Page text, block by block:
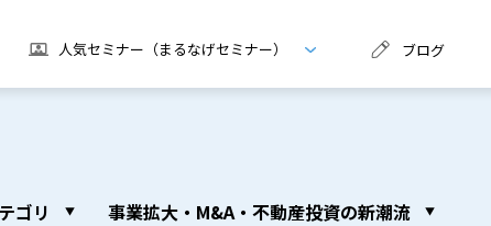
人気セミナー（まるなげセミナー） ブログ
ゴリ 事業拡大・M&A・不動産投資の新潮流